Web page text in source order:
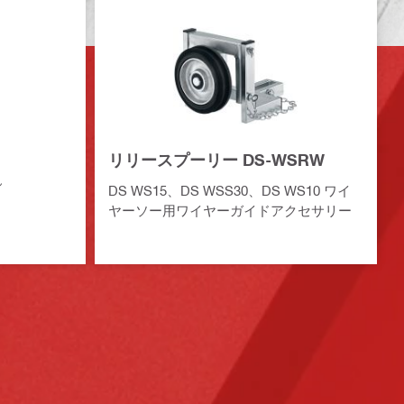
リリースプーリー DS-WSRW
DS WS15、DS WSS30、DS WS10 ワイ
ヤーソー用ワイヤーガイドアクセサリー